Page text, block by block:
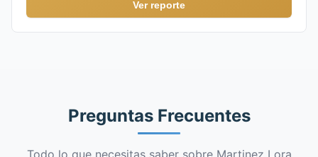
Ver reporte
Preguntas Frecuentes
Todo lo que necesitas saber sobre Martinez Lora